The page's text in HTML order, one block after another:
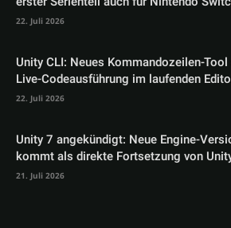
22. Juli 2026
Unity CLI: Neues Kommandozeilen-
Live-Codeausführung im laufenden
22. Juli 2026
Unity 7 angekündigt: Neue Engine-
kommt als direkte Fortsetzung von
21. Juli 2026